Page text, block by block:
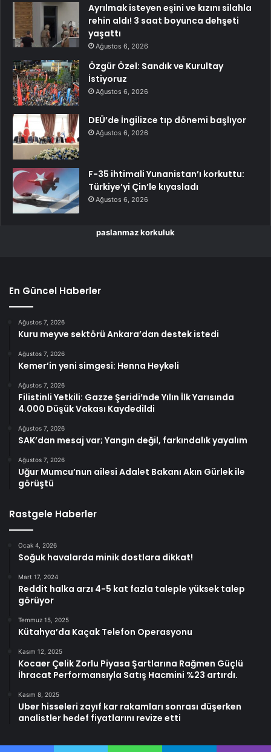
Ayrılmak isteyen eşini ve kızını silahla
rehin aldı! 3 saat boyunca dehşeti
yaşattı
Ağustos 6, 2026
Özgür Özel: Sandık ve Kurultay
İstiyoruz
Ağustos 6, 2026
DEÜ’de İngilizce tıp dönemi başlıyor
Ağustos 6, 2026
F-35 ihtimali Yunanistan’ı korkuttu:
Türkiye’yi Çin’le kıyasladı
Ağustos 6, 2026
paslanmaz korkuluk
En Güncel Haberler
Ağustos 7, 2026
Kuru meyve sektörü Ankara’dan destek istedi
Ağustos 7, 2026
Kemer’in yeni simgesi: Henna Heykeli
Ağustos 7, 2026
Filistinli Yetkili: Gazze Şeridi’nde Yılın İlk Yarısında
4.000 Düşük Vakası Kaydedildi
Ağustos 7, 2026
SAK’dan mesaj var; Yangın değil, farkındalık yayalım
Ağustos 7, 2026
Uğur Mumcu’nun ailesi Adalet Bakanı Akın Gürlek ile
görüştü
Rastgele Haberler
Ocak 4, 2026
Soğuk havalarda minik dostlara dikkat!
Mart 17, 2024
Reddit halka arzı 4-5 kat fazla taleple yüksek talep
görüyor
Temmuz 15, 2025
Kütahya’da Kaçak Telefon Operasyonu
Kasım 12, 2025
Kocaer Çelik Zorlu Piyasa Şartlarına Rağmen Güçlü
İhracat Performansıyla Satış Hacmini %23 artırdı.
Kasım 8, 2025
Uber hisseleri zayıf kar rakamları sonrası düşerken
analistler hedef fiyatlarını revize etti